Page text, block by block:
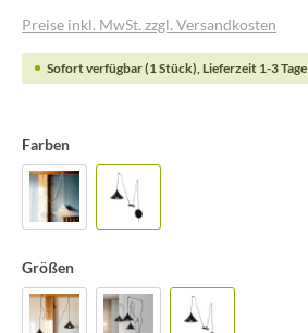
Preise inkl. MwSt. zzgl. Versandkosten
Sofort verfügbar (1 Stück), Lieferzeit 1-3 Tage
Farben
Größen